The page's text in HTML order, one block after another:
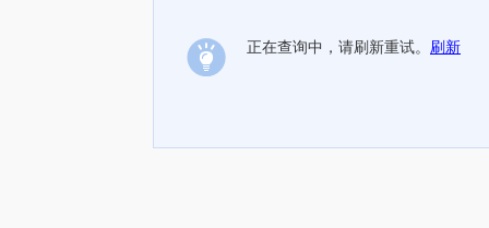
正在查询中，请刷新重试。 刷新